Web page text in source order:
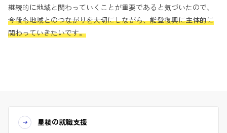
継続的に地域と関わっていくことが重要であると気づいたので、
今後も地域とのつながりを大切にしながら、能登復興に主体的に
関わっていきたいです。
星稜の就職支援